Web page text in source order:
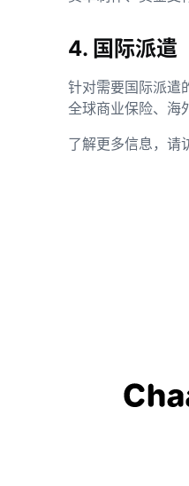
4. 国际派遣
针对需要国际派遣
全球商业保险、海
了解更多信息，请